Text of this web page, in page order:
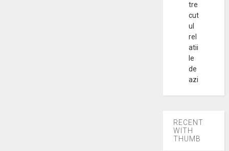
tre
cut
ul
rel
atii
le
de
azi
RECENT
WITH
THUMB